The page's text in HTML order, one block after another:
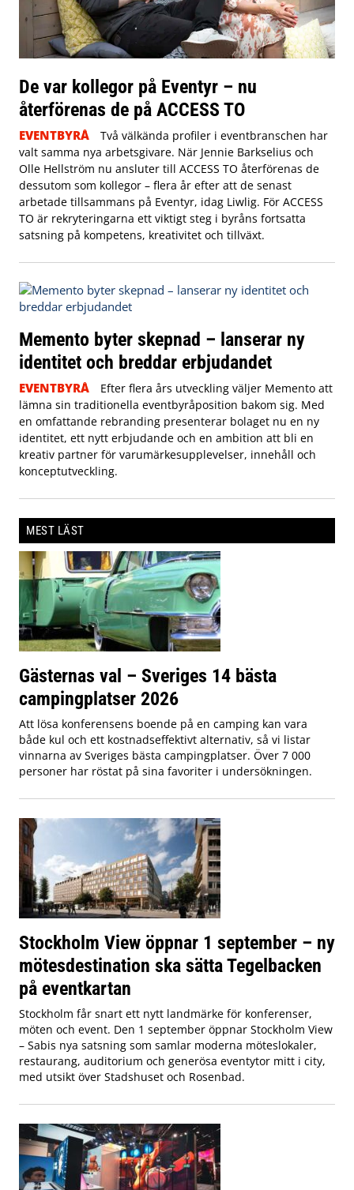
De var kollegor på Eventyr – nu
återförenas de på ACCESS TO
EVENTBYRÅ
Två välkända profiler i eventbranschen har
valt samma nya arbetsgivare. När Jennie Barkselius och
Olle Hellström nu ansluter till ACCESS TO återförenas de
dessutom som kollegor – flera år efter att de senast
arbetade tillsammans på Eventyr, idag Liwlig. För ACCESS
TO är rekryteringarna ett viktigt steg i byråns fortsatta
satsning på kompetens, kreativitet och tillväxt.
Memento byter skepnad – lanserar ny
identitet och breddar erbjudandet
EVENTBYRÅ
Efter flera års utveckling väljer Memento att
lämna sin traditionella eventbyråposition bakom sig. Med
en omfattande rebranding presenterar bolaget nu en ny
identitet, ett nytt erbjudande och en ambition att bli en
kreativ partner för varumärkesupplevelser, innehåll och
konceptutveckling.
MEST LÄST
Gästernas val – Sveriges 14 bästa
campingplatser 2026
Att lösa konferensens boende på en camping kan vara
både kul och ett kostnadseffektivt alternativ, så vi listar
vinnarna av Sveriges bästa campingplatser. Över 7 000
personer har röstat på sina favoriter i undersökningen.
Stockholm View öppnar 1 september – ny
mötesdestination ska sätta Tegelbacken
på eventkartan
Stockholm får snart ett nytt landmärke för konferenser,
möten och event. Den 1 september öppnar Stockholm View
– Sabis nya satsning som samlar moderna möteslokaler,
restaurang, auditorium och generösa eventytor mitt i city,
med utsikt över Stadshuset och Rosenbad.